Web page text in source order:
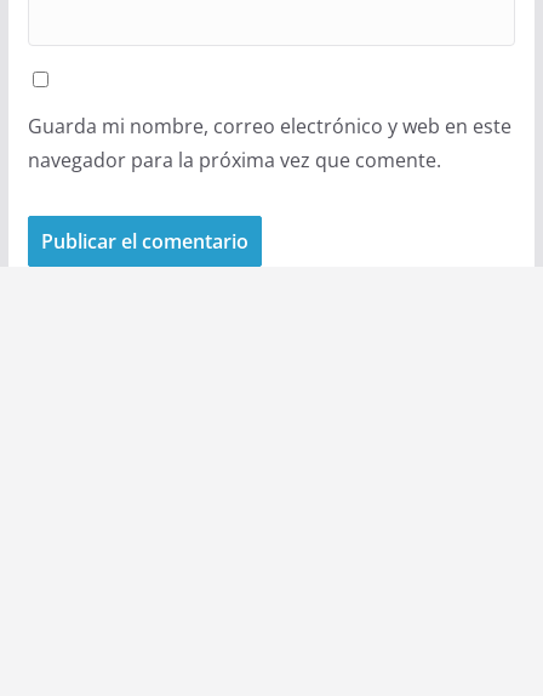
Guarda mi nombre, correo electrónico y web en este
navegador para la próxima vez que comente.